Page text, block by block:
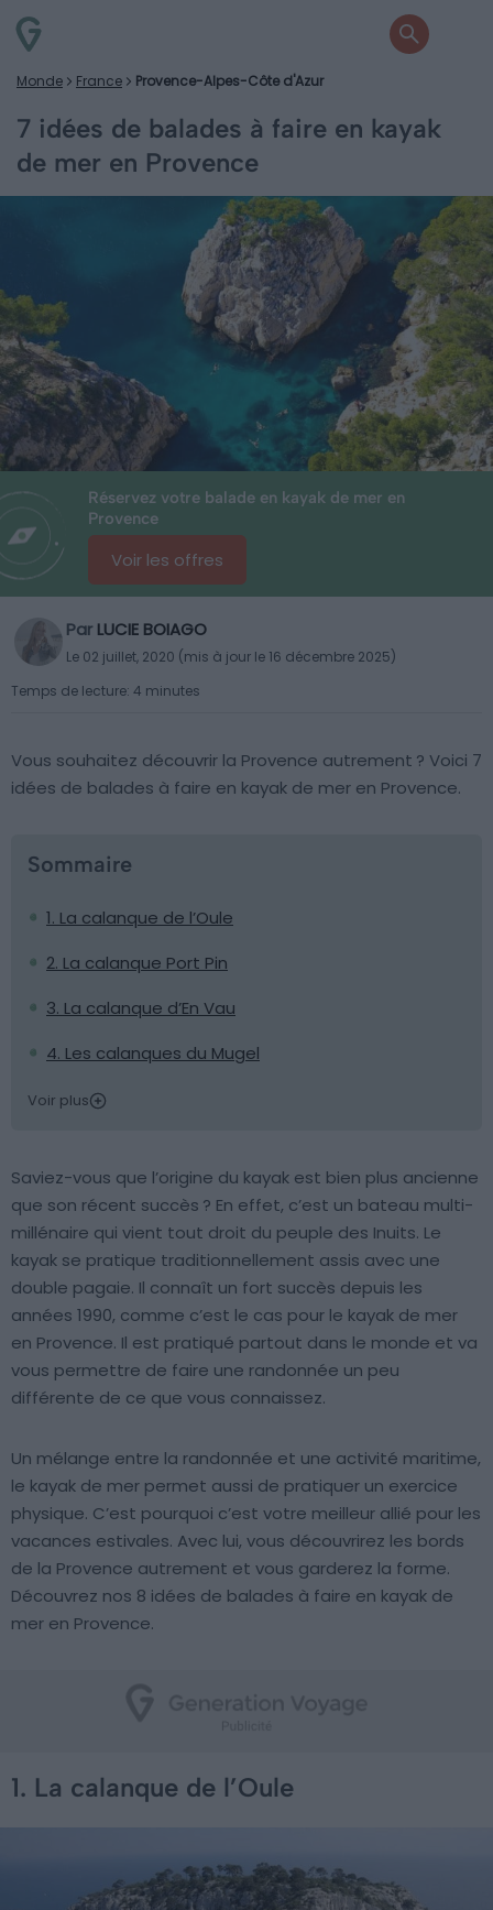
Monde France Provence-Alpes-Côte d'Azur
7 idées de balades à faire en kayak
de mer en Provence
Réservez votre balade en kayak de mer en
Provence
Voir les offres
Par LUCIE BOIAGO
Le 02 juillet, 2020 (mis à jour le 16 décembre 2025)
Temps de lecture: 4 minutes
Vous souhaitez découvrir la Provence autrement ? Voici 7
idées de balades à faire en kayak de mer en Provence.
Sommaire
1. La calanque de l’Oule
2. La calanque Port Pin
3. La calanque d’En Vau
4. Les calanques du Mugel
Voir plus
Saviez-vous que l’origine du kayak est bien plus ancienne
que son récent succès ? En effet, c’est un bateau multi-
millénaire qui vient tout droit du peuple des Inuits. Le
kayak se pratique traditionnellement assis avec une
double pagaie. Il connaît un fort succès depuis les
années 1990, comme c’est le cas pour le kayak de mer
en Provence. Il est pratiqué partout dans le monde et va
vous permettre de faire une randonnée un peu
différente de ce que vous connaissez.
Un mélange entre la randonnée et une activité maritime,
le kayak de mer permet aussi de pratiquer un exercice
physique. C’est pourquoi c’est votre meilleur allié pour les
vacances estivales. Avec lui, vous découvrirez les bords
de la Provence autrement et vous garderez la forme.
Découvrez nos 8 idées de balades à faire en kayak de
mer en Provence.
1. La calanque de l’Oule